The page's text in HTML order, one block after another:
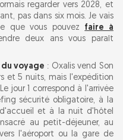
complète (et
(2 jours, 1 nuit,
Boss (3 jours, 2
avec Jungle Boss (5
regarder vers 2028, et
pas dans six mois. Je vais
que vous pouvez faire à
deux ans vous paraît
voyage : Oxalis vend Son
et 5 nuits, mais l'expédition
jour 1 correspond à l'arrivée
sécurité obligatoire, à la
et à la nuit d'hôtel
au petit-déjeuner, au
l'aéroport ou la gare de